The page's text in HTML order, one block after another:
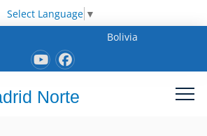
Select Language ▼
Bolivia
Norte